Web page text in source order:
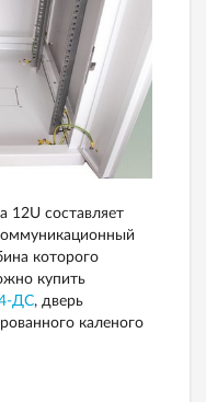
12U составляет
которого
купить
ДС, дверь
каленого